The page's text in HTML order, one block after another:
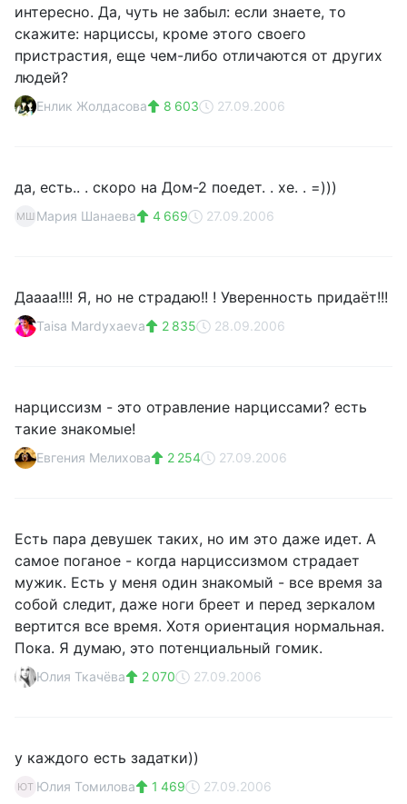
интересно. Да, чуть не забыл: если знаете, то
скажите: нарциссы, кроме этого своего
пристрастия, еще чем-либо отличаются от других
людей?
Енлик Жолдасова 8 603 27.09.2006
да, есть.. . скоро на Дом-2 поедет. . хе. . =)))
МШ Мария Шанаева 4 669 27.09.2006
Даааа!!!! Я, но не страдаю!! ! Уверенность придаёт!!!
Taisa Mardyxaeva 2 835 28.09.2006
нарциссизм - это отравление нарциссами? есть
такие знакомые!
Евгения Мелихова 2 254 27.09.2006
Есть пара девушек таких, но им это даже идет. А
самое поганое - когда нарциссизмом страдает
мужик. Есть у меня один знакомый - все время за
собой следит, даже ноги бреет и перед зеркалом
вертится все время. Хотя ориентация нормальная.
Пока. Я думаю, это потенциальный гомик.
Юлия Ткачёва 2 070 27.09.2006
у каждого есть задатки))
ЮТ Юлия Томилова 1 469 27.09.2006